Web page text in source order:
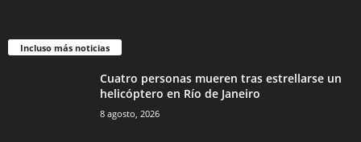
Incluso más noticias
Cuatro personas mueren tras estrellarse un
helicóptero en Río de Janeiro
8 agosto, 2026